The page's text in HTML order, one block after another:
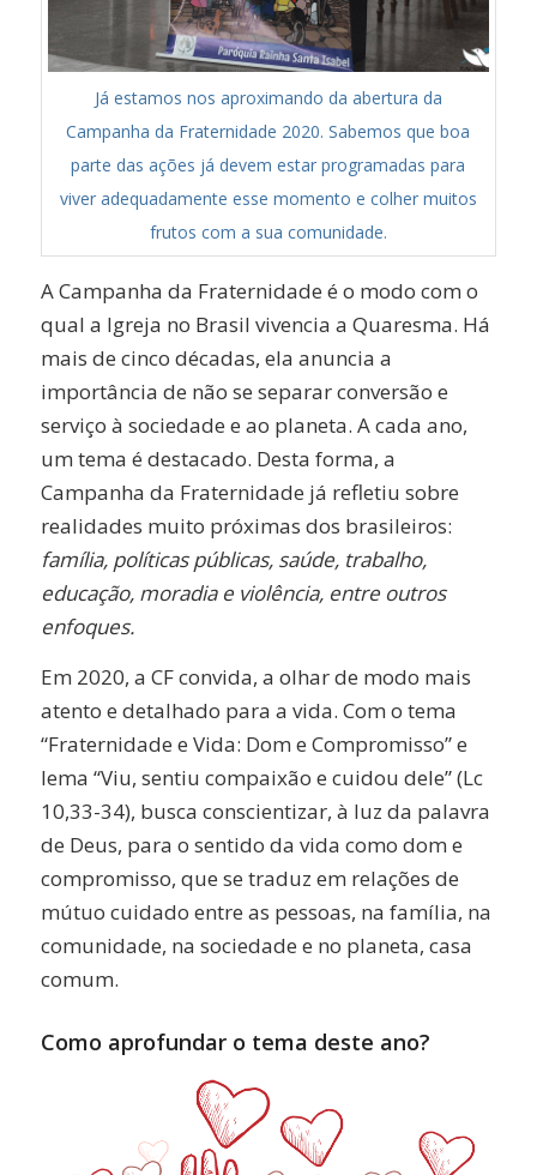
Já estamos nos aproximando da abertura da
Campanha da Fraternidade 2020. Sabemos que boa
parte das ações já devem estar programadas para
viver adequadamente esse momento e colher muitos
frutos com a sua comunidade.
A Campanha da Fraternidade é o modo com o
qual a Igreja no Brasil vivencia a Quaresma. Há
mais de cinco décadas, ela anuncia a
importância de não se separar conversão e
serviço à sociedade e ao planeta. A cada ano,
um tema é destacado. Desta forma, a
Campanha da Fraternidade já refletiu sobre
realidades muito próximas dos brasileiros:
família, políticas públicas, saúde, trabalho,
educação, moradia e violência, entre outros
enfoques.
Em 2020, a CF convida, a olhar de modo mais
atento e detalhado para a vida. Com o tema
“Fraternidade e Vida: Dom e Compromisso” e
lema “Viu, sentiu compaixão e cuidou dele” (Lc
10,33-34), busca conscientizar, à luz da palavra
de Deus, para o sentido da vida como dom e
compromisso, que se traduz em relações de
mútuo cuidado entre as pessoas, na família, na
comunidade, na sociedade e no planeta, casa
comum.
Como aprofundar o tema deste ano?